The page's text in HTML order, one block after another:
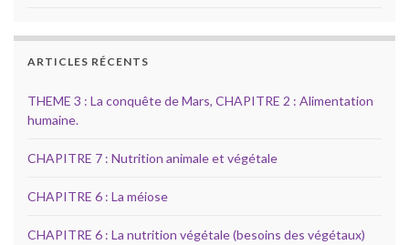
ARTICLES RÉCENTS
THEME 3 : La conquête de Mars, CHAPITRE 2 : Alimentation
humaine.
CHAPITRE 7 : Nutrition animale et végétale
CHAPITRE 6 : La méiose
CHAPITRE 6 : La nutrition végétale (besoins des végétaux)